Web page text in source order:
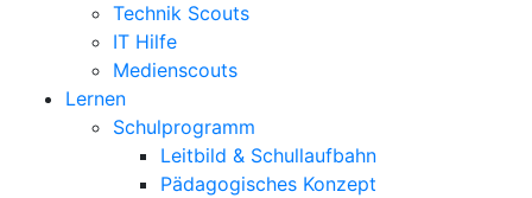
Technik Scouts
IT Hilfe
Medienscouts
Lernen
Schulprogramm
Leitbild & Schullaufbahn
Pädagogisches Konzept